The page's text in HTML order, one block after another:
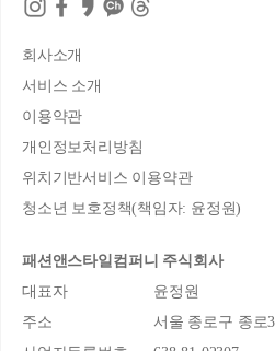
회사소개
서비스 소개
이용약관
개인정보처리방침
위치기반서비스 이용약관
청소년 보호정책(책임자: 윤정원)
패션앤스타일컴퍼니 주식회사
대표자
윤정원
주소
서울 종로구 종로